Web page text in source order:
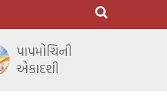
પાપમોચિની
એકાદશી